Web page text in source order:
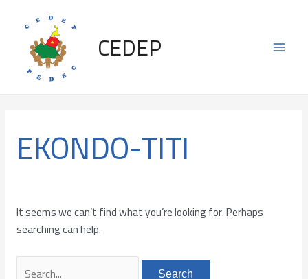
content
CEDEP
EKONDO-TITI
It seems we can’t find what you’re looking for. Perhaps
searching can help.
for: